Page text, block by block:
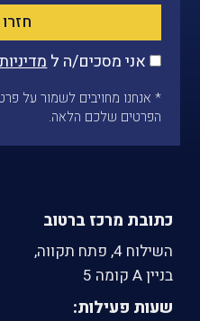
אני מסכים/ה ל
* אנחנו מחויבים לשמור על
הפרטים שלכם הלאה.
כתובת מרכז ברטוב
השילוח 4, פתח תקווה,
בניין A קומה 5
שעות פעילות: